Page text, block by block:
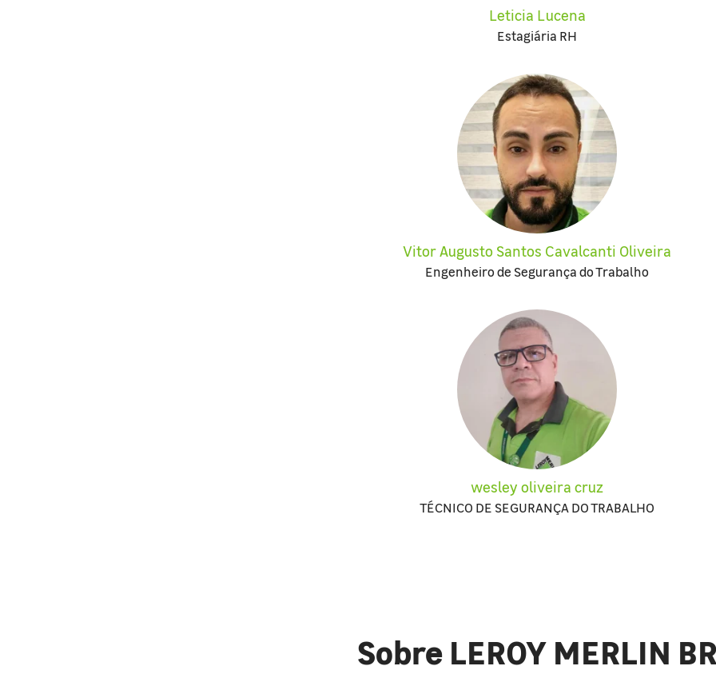
Leticia Lucena
Estagiária RH
Vitor Augusto Santos Cavalcanti Oliveira
Engenheiro de Segurança do Trabalho
wesley oliveira cruz
TÉCNICO DE SEGURANÇA DO TRABALHO
Sobre LEROY MERLIN